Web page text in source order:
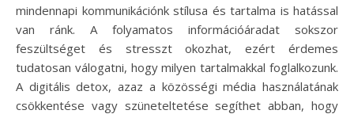
mindennapi kommunikációnk stílusa és tartalma is hatással
van ránk. A folyamatos információáradat sokszor
feszültséget és stresszt okozhat, ezért érdemes
tudatosan válogatni, hogy milyen tartalmakkal foglalkozunk.
A digitális detox, azaz a közösségi média használatának
csökkentése vagy szüneteltetése segíthet abban, hogy